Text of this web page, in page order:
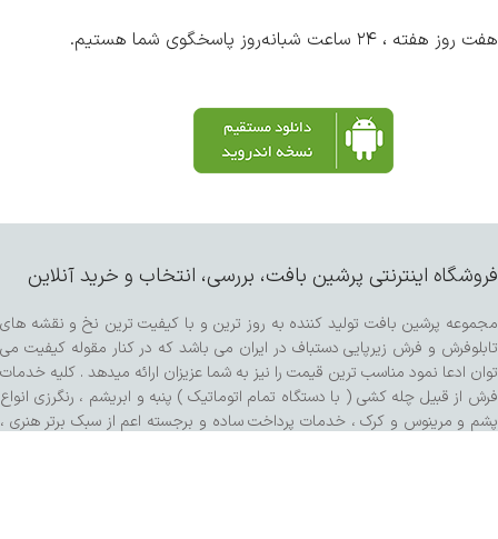
هفت روز هفته ، ۲۴ ساعت شبانه‌روز پاسخگوی شما هستیم.
فروشگاه اینترنتی پرشین بافت، بررسی، انتخاب و خرید آنلاین
مجموعه پرشین بافت تولید کننده به روز ترین و با کیفیت ترین نخ و نقشه های
تابلوفرش و فرش زیرپایی دستباف در ایران می باشد که در کنار مقوله کیفیت می
توان ادعا نمود مناسب ترین قیمت را نیز به شما عزیزان ارائه میدهد . کلیه خدمات
فرش از قبیل چله کشی ( با دستگاه تمام اتوماتیک ) پنبه و ابریشم ، رنگرزی انواع
پشم و مرینوس و کرک ، خدمات پرداخت ساده و برجسته اعم از سبک برتر هنری ،